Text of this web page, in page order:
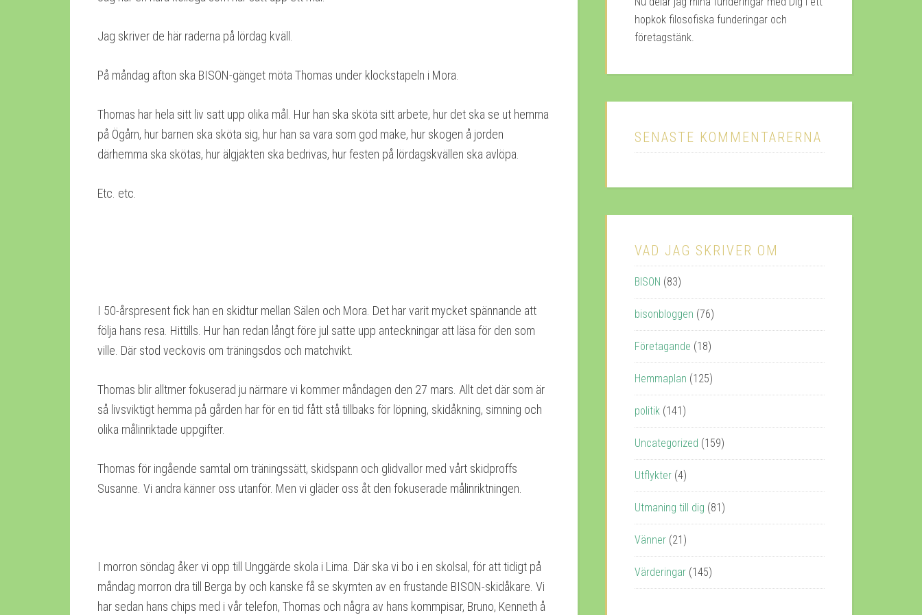
Jag skriver de här raderna på lördag kväll.
På måndag afton ska BISON-gänget möta Thomas under klockstapeln i Mora.
Thomas har hela sitt liv satt upp olika mål. Hur han ska sköta sitt arbete, hur det ska se ut hemma
på Ögårn, hur barnen ska sköta sig, hur han sa vara som god make, hur skogen å jorden
därhemma ska skötas, hur älgjakten ska bedrivas, hur festen på lördagskvällen ska avlöpa.
Etc. etc.
I 50-årspresent fick han en skidtur mellan Sälen och Mora. Det har varit mycket spännande att
följa hans resa. Hittills. Hur han redan långt före jul satte upp anteckningar att läsa för den som
ville. Där stod veckovis om träningsdos och matchvikt.
Thomas blir alltmer fokuserad ju närmare vi kommer måndagen den 27 mars. Allt det där som är
så livsviktigt hemma på gården har för en tid fått stå tillbaks för löpning, skidåkning, simning och
olika målinriktade uppgifter.
Thomas för ingående samtal om träningssätt, skidspann och glidvallor med vårt skidproffs
Susanne. Vi andra känner oss utanför. Men vi gläder oss åt den fokuserade målinriktningen.
I morron söndag åker vi opp till Unggärde skola i Lima. Där ska vi bo i en skolsal, för att tidigt på
måndag morron dra till Berga by och kanske få se skymten av en frustande BISON-skidåkare. Vi
har sedan hans chips med i vår telefon, Thomas och några av hans kommpisar, Bruno, Kenneth å
hopkok filosofiska funderingar och
företagstänk.
SENASTE KOMMENTARERNA
VAD JAG SKRIVER OM
BISON (83)
bisonbloggen (76)
Företagande (18)
Hemmaplan (125)
politik (141)
Uncategorized (159)
Utflykter (4)
Utmaning till dig (81)
Vänner (21)
Värderingar (145)